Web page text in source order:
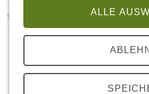
SUL Zuführtechnik
SuL
ALLE